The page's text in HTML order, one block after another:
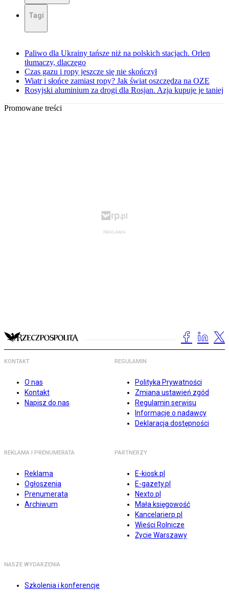
Tagi
Paliwo dla Ukrainy tańsze niż na polskich stacjach. Orlen
tłumaczy, dlaczego
Czas gazu i ropy jeszcze się nie skończył
Wiatr i słońce zamiast ropy? Jak świat oszczędza na OZE
Rosyjski aluminium za drogi dla Rosjan. Azja kupuje je taniej
Promowane treści
KONTAKT
O nas
Kontakt
Napisz do nas
REGULAMIN
Polityka Prywatności
Zmiana ustawień zgód
Regulamin serwisu
Informacje o nadawcy
Deklaracja dostępności
REKLAMA I PRENUMERATA
Reklama
Ogłoszenia
Prenumerata
Archiwum
PARTNERZY
E-kiosk.pl
E-gazety.pl
Nexto.pl
Mała księgowość
Kancelarierp.pl
Wieści Rolnicze
Życie Warszawy
NASZE WYDARZENIA
Szkolenia i konferencje